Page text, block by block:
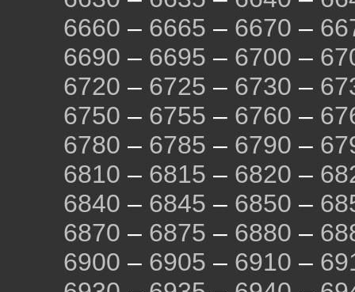
6660 – 6665 – 6670 –
6690 – 6695 – 6700 –
6720 – 6725 – 6730 –
6750 – 6755 – 6760 –
6780 – 6785 – 6790 –
6810 – 6815 – 6820 –
6840 – 6845 – 6850 –
6870 – 6875 – 6880 –
6900 – 6905 – 6910 –